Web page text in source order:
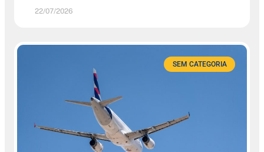
22/07/2026
SEM CATEGORIA